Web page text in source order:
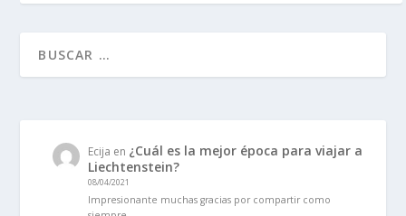
Ecija en ¿Cuál es la mejor época para viajar a
Liechtenstein?
08/04/2021
Impresionante muchas gracias por compartir como